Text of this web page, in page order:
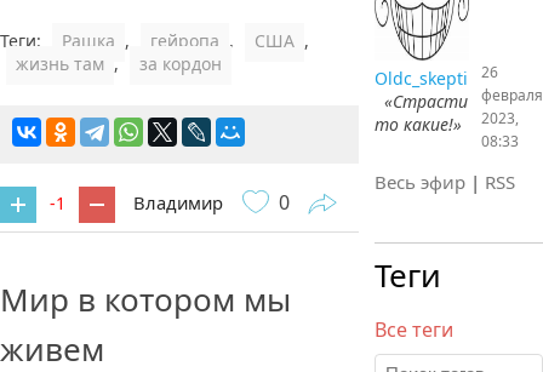
Теги: Рашка , гейропа , США ,
жизнь там , за кордон
-1 Владимир
0
Мир в котором мы
живем
Oldc_skepti
«Страсти
то какие!»
26
февраля
2023,
08:33
Весь эфир | RSS
Теги
Все теги